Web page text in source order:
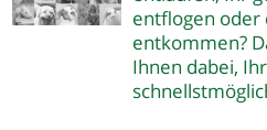
entflogen oder
entkommen?
Ihnen dabei,